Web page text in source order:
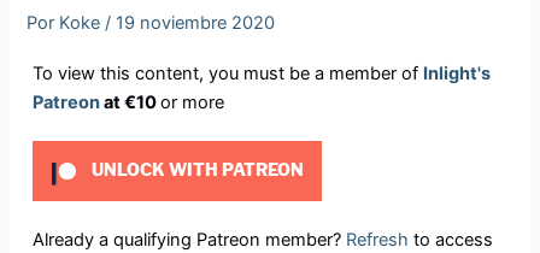
Por Koke / 19 noviembre 2020
To view this content, you must be a member of Inlight's
Patreonat €10or more
UNLOCK WITH PATREON
Already a qualifying Patreon member? Refresh to access